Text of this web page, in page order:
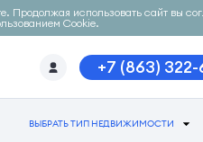
Продолжая использовать сайт вы
Cookie.
+7 (863)
ВЫБРАТЬ ТИП НЕДВИЖИМОСТИ